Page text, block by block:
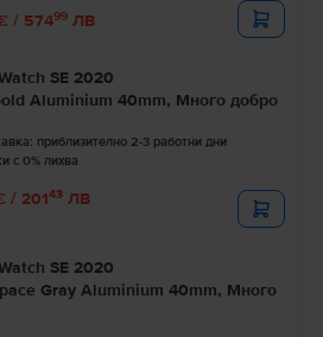
/ 57499 ЛВ
SE 2020
Aluminium 40mm, Много добро
приблизително 2-3 работни дни
с 0% лихва
/ 20143 ЛВ
SE 2020
Gray Aluminium 40mm, Много